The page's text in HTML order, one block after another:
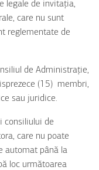
legale de invitația,
care nu sunt
reglementate de
de Administrație,
(15) membri,
sau juridice.
consiliului de
care nu poate
automat până la
loc următoarea